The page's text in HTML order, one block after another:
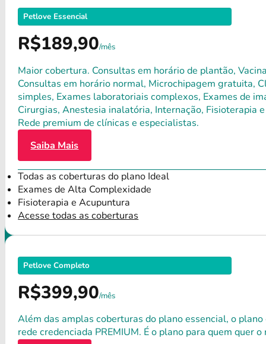
Petlove Essencial
R$189,90/mês
Maior cobertura. Consultas em horário de plantão,
Consultas em horário normal, Microchipagem gratuita,
simples, Exames laboratoriais complexos, Exames de
Cirurgias, Anestesia inalatória, Internação, Fisioterapia
Rede premium de clínicas e especialistas.
Saiba Mais
Todas as coberturas do plano Ideal
Exames de Alta Complexidade
Fisioterapia e Acupuntura
Acesse todas as coberturas
Petlove Completo
R$399,90/mês
Além das amplas coberturas do plano essencial, o
rede credenciada PREMIUM. É o plano para quem quer